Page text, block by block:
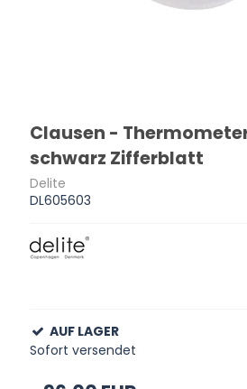
Clausen -
schwarz Zifferblatt
Delite
DL605603
AUF LAGER
Sofort versendet